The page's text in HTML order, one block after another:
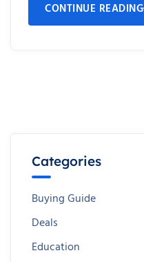
CONTINUE READING
Categories
Buying Guide
Deals
Education